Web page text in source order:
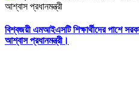
বিশ্বজয়ী এমআইএসটি শিক্ষার্থীদের পাশে
আশ্বাস প্রধানমন্ত্রী।